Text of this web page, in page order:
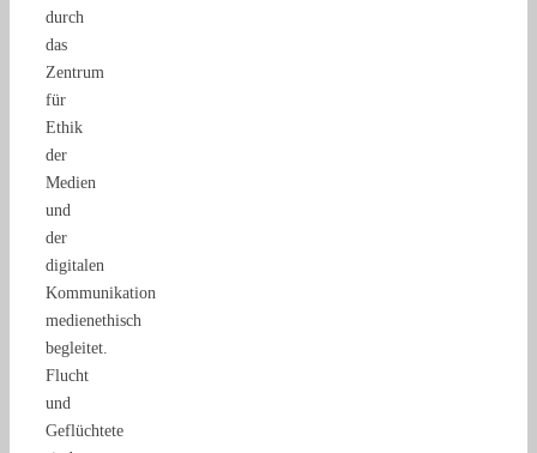
durch
das
Zentrum
für
Ethik
der
Medien
und
der
digitalen
Kommunikation
medienethisch
begleitet.
Flucht
und
Geflüchtete